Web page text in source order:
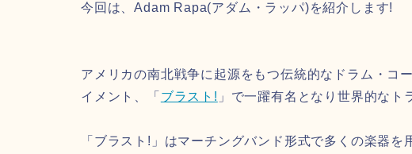
今回は、Adam Rapa(アダム・ラッパ)を紹介します!
アメリカの南北戦争に起源をもつ伝統的なドラム・コ
イメント、「 ブラスト! 」で一躍有名となり世界的なト
「ブラスト!」はマーチングバンド形式で多くの楽器を